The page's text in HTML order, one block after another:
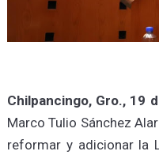
Chilpancingo, Gro., 19
Marco Tulio Sánchez
reformar y adicionar la